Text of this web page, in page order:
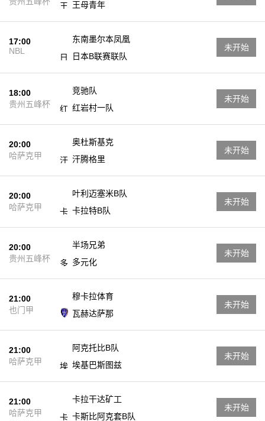
王母青年
17:00
NBL
东南墨尔本凤凰
日本B联赛联队
未开始
18:00
贵州五峰杯
竞驰队
红岩村一队
未开始
20:00
哈萨克甲
奥杜斯基克
汗腾格里
未开始
20:00
哈萨克甲
叶利迈塞米B队
卡拉特B队
未开始
20:00
贵州五峰杯
半场兄弟
多元化
未开始
21:00
也门甲
穆卡拉体育
瓦赫达萨那
未开始
21:00
哈萨克甲
阿克托比B队
埃基巴斯图兹
未开始
21:00
哈萨克甲
卡拉干达矿工
卡斯比阿克套B队
未开始